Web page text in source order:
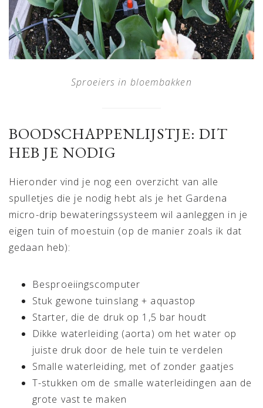
Sproeiers in bloembakken
BOODSCHAPPENLIJSTJE: DIT
HEB JE NODIG
Hieronder vind je nog een overzicht van alle
spulletjes die je nodig hebt als je het Gardena
micro-drip bewateringssysteem wil aanleggen in je
eigen tuin of moestuin (op de manier zoals ik dat
gedaan heb):
Besproeiingscomputer
Stuk gewone tuinslang + aquastop
Starter, die de druk op 1,5 bar houdt
Dikke waterleiding (aorta) om het water op
juiste druk door de hele tuin te verdelen
Smalle waterleiding, met of zonder gaatjes
T-stukken om de smalle waterleidingen aan de
grote vast te maken